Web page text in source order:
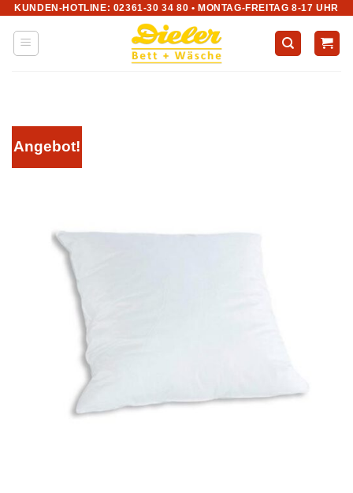
Zum
Inhalt
springen
KUNDEN-HOTLINE: 02361-30 34 80 • MONTAG-FREITAG 8-17 UHR
Angebot!